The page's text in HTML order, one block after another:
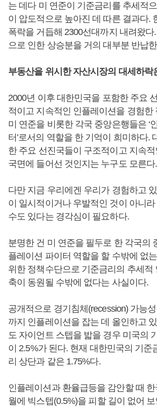
는 데다 미 연준이 기준금리를 추세적
이 압도적으로 높아진 데 따른 결과다.
폭락을 거듭해 2300선대까지 내려왔다
으로 인한 상승분을 거의 대부분 반납
부동산을 위시한 자산시장의 대세하락
2000년 이후 대한민국을 포함한 주요
적이고 지속적인 인플레이션을 경험한
미 연준을 비롯한 각국 중앙은행들은 ‘
터’로서의 역할을 한 기억이 희미하다.
한 주요 선진국들이 구조적이고 지속
국면에 들어선 것인지는 누구도 모른다.
다만 지금 우리에겐 우리가 경험하고
이 일시적이거나 우발적인 것이 아니
수도 있다는 경각심이 필요하다.
분명한 건 미 연준을 필두로 한 각국의
플레이션 파이터 역할을 할 수밖에 없
위한 정책수단으로 기준금리의 추세적
축이 동원될 수밖에 없다는 사실이다.
공개적으로 경기침체(recession) 가능
까지 인플레이션을 잡는 데 올인하고
도 자이언트 스텝을 밟을 경우 미국의
이 2.5%가 된다. 현재 대한민국의 기준
리 상단과 같은 1.75%다.
인플레이션과 환율급등을 감안할 때
월에 빅스텝(0.5%)을 피할 길이 없어 보